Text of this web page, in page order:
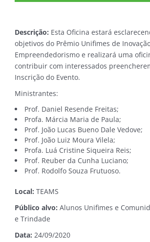
Descrição: Esta Oficina estará
objetivos do Prêmio Unifimes de
Empreendedorismo e realizará uma
contribuir com interessados
Inscrição do Evento.
Ministrantes:
Prof. Daniel Resende Freitas;
Profa. Márcia Maria de Paula;
Prof. João Lucas Bueno Dale Vedove;
Prof. João Luiz Moura Vilela;
Profa. Luá Cristine Siqueira Reis;
Prof. Reuber da Cunha Luciano;
Prof. Rodolfo Souza Frutuoso.
Local: TEAMS
Público alvo: Alunos Unifimes e
e Trindade
Data: 24/09/2020